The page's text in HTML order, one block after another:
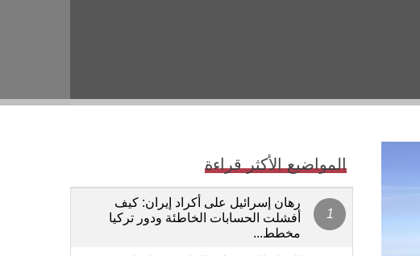
المواضيع الأكثر قراءة
رهان إسرائيل على أكراد إيران: كيف
أفشلت الحسابات الخاطئة ودور تركيا
مخطط...